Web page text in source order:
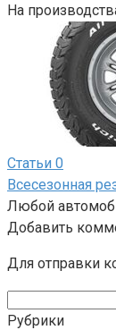
На
Статьи 0
Всесезонная
Любой
Добавить
Для отправки
Рубрики